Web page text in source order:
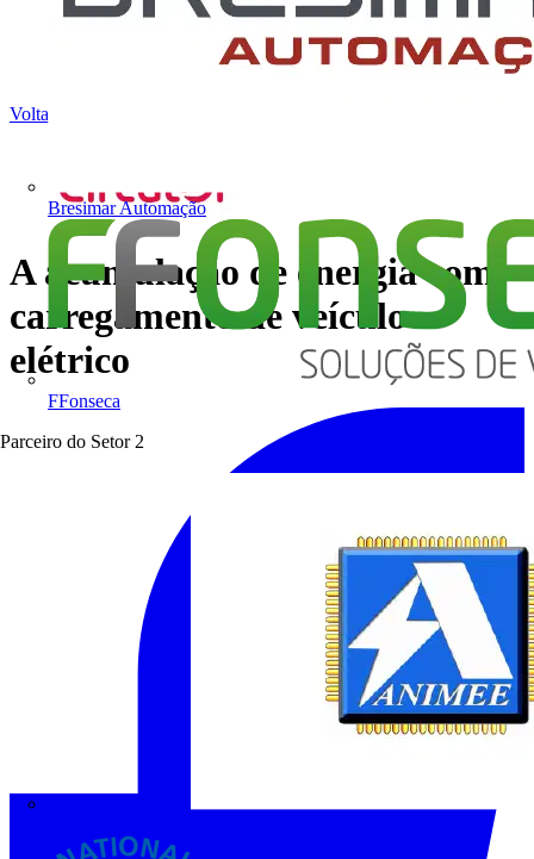
Bresimar Automação
FFonseca
Parceiro do Setor 2
Voltar para Notícias
A acumulação de energia com
carregamento de veículo
elétrico